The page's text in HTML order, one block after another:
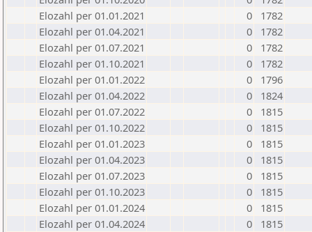
Elozahl per 01.01.2021
0
1782
Elozahl per 01.04.2021
0
1782
Elozahl per 01.07.2021
0
1782
Elozahl per 01.10.2021
0
1782
Elozahl per 01.01.2022
0
1796
Elozahl per 01.04.2022
0
1824
Elozahl per 01.07.2022
0
1815
Elozahl per 01.10.2022
0
1815
Elozahl per 01.01.2023
0
1815
Elozahl per 01.04.2023
0
1815
Elozahl per 01.07.2023
0
1815
Elozahl per 01.10.2023
0
1815
Elozahl per 01.01.2024
0
1815
Elozahl per 01.04.2024
0
1815